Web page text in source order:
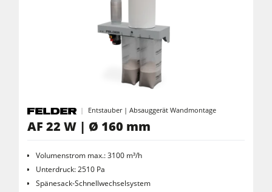
Entstauber | Absauggerät Wandmontage
AF 22 W | Ø 160 mm
Volumenstrom max.: 3100 m³/h
Unterdruck: 2510 Pa
Spänesack-Schnellwechselsystem